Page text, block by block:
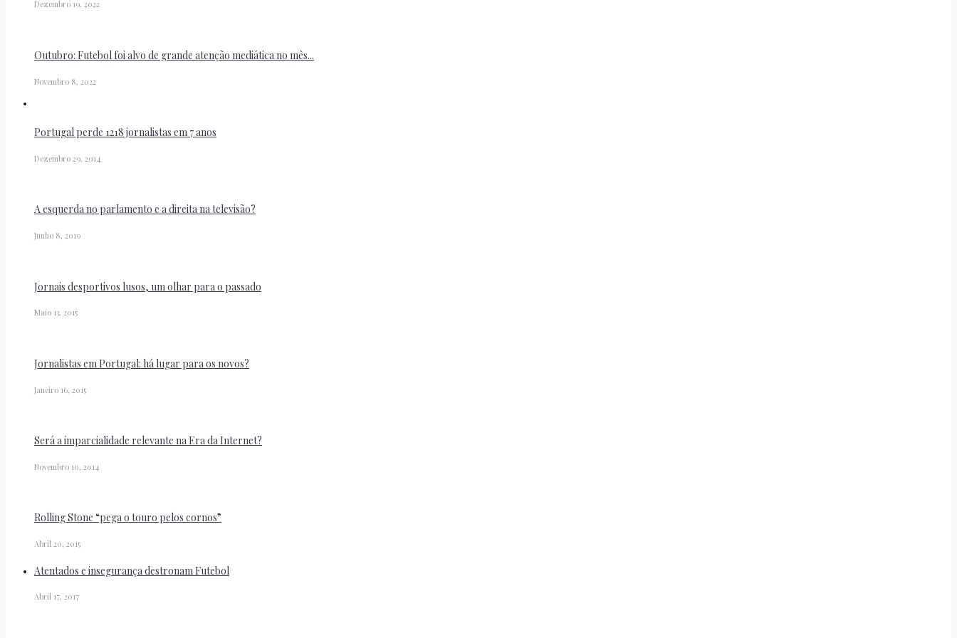
Dezembro 19, 2022
Outubro: Futebol foi alvo de grande atenção mediática no mês...
Novembro 8, 2022
Portugal perde 1218 jornalistas em 7 anos
Dezembro 29, 2014
A esquerda no parlamento e a direita na televisão?
Junho 8, 2019
Jornais desportivos lusos, um olhar para o passado
Maio 13, 2015
Jornalistas em Portugal: há lugar para os novos?
Janeiro 16, 2015
Será a imparcialidade relevante na Era da Internet?
Novembro 10, 2014
Rolling Stone “pega o touro pelos cornos”
Abril 20, 2015
Atentados e insegurança destronam Futebol
Abril 17, 2017